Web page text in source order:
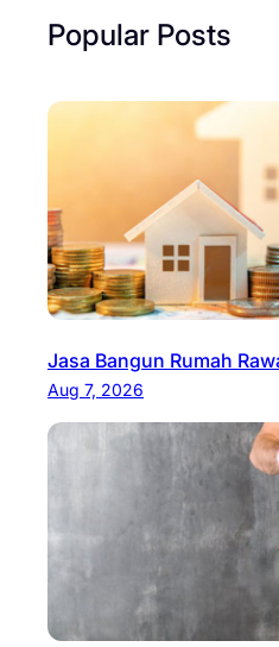
Popular Posts
Jasa Bangun Rumah
Aug 7, 2026